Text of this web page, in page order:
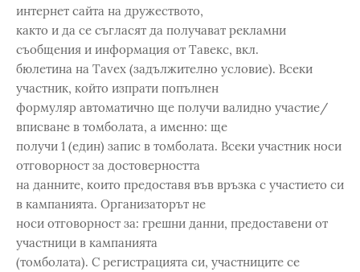
интернет сайта на дружеството,
както и да се съгласят да получават рекламни
съобщения и информация от Тавекс, вкл.
бюлетина на Tavex (задължително условие). Всеки
участник, който изпрати попълнен
формуляр автоматично ще получи валидно участие/
вписване в томболата, а именно: ще
получи 1 (един) запис в томболата. Всеки участник носи
отговорност за достоверността
на данните, които предоставя във връзка с участието си
в кампанията. Организаторът не
носи отговорност за: грешни данни, предоставени от
участници в кампанията
(томболата). С регистрацията си, участниците се